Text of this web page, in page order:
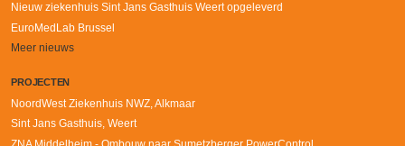
Nieuw ziekenhuis Sint Jans Gasthuis Weert opgeleverd
EuroMedLab Brussel
Meer nieuws
PROJECTEN
NoordWest Ziekenhuis NWZ, Alkmaar
Sint Jans Gasthuis, Weert